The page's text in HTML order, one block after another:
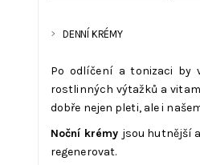
DENNÍ KRÉMY
Po odlíčení a tonizaci by
rostlinných výtažků a
dobře nejen pleti, ale i
Noční krémy jsou hutnější
regenerovat.